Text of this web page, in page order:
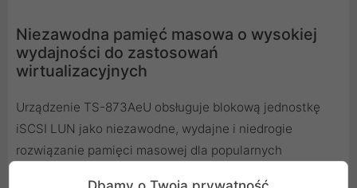
Niezawodna pamięć masowa o wysokiej
wydajności do zastosowań
wirtualizacyjnych
Urządzenie TS-873AeU obsługuje blokową jednostkę
iSCSI LUN jako niezawodne, wydajne i niedrogie
rozwiązanie pamięci masowej dla popularnych